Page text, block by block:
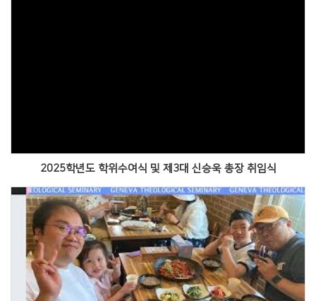
2025학년도 학위수여식 및 제3대 신승욱 총장 취임식
Views